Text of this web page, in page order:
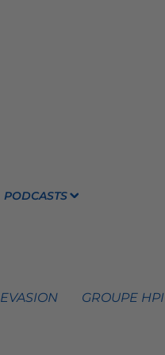
PODCASTS
GROUPE HPI